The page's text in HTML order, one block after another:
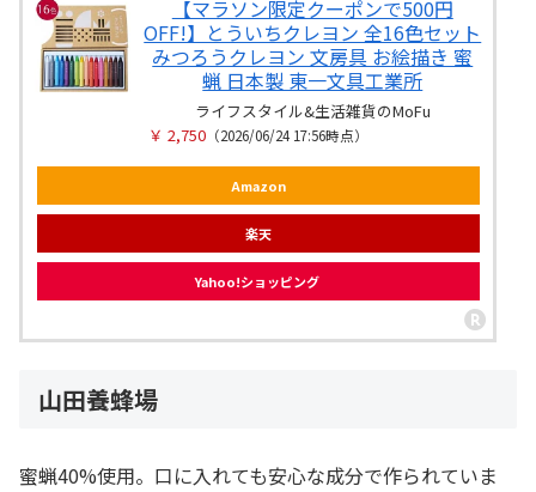
【マラソン限定クーポンで500円
OFF!】とういちクレヨン 全16色セット
みつろうクレヨン 文房具 お絵描き 蜜
蝋 日本製 東一文具工業所
ライフスタイル&生活雑貨のMoFu
￥ 2,750（2026/06/24 17:56時点）
Amazon
楽天
Yahoo!ショッピング
山田養蜂場
蜜蝋40%使用。口に入れても安心な成分で作られていま